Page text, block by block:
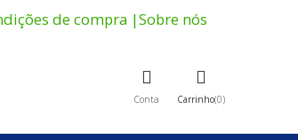
de compra |Sobre nós
Conta Carrinho 0